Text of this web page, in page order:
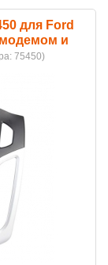
для Ford
модемом и
75450)